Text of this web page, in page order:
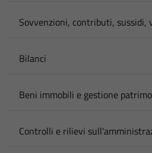
Sovvenzioni, contributi, sussidi,
Bilanci
Beni immobili e gestione
Controlli e rilievi